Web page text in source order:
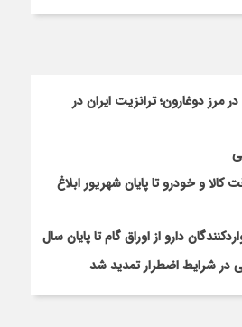
مرز دوغارون؛ ترانزیت ایران در
کالا و خودرو تا پایان شهریور ابلاغ
دارو از اوراق گام تا پایان سال
در شرایط اضطرار تمدید شد